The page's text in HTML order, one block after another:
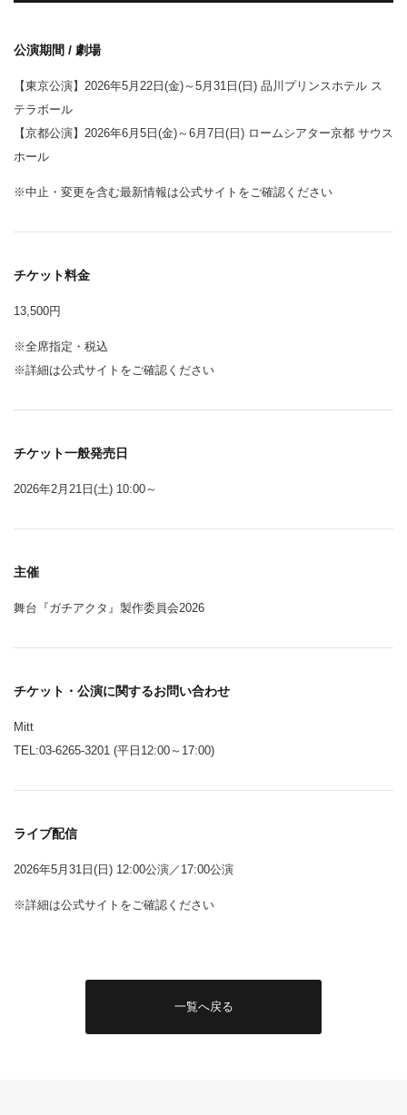
公演期間 / 劇場
【東京公演】2026年5月22日(金)～5月31日(日) 品川プリンスホテル ス
テラボール
【京都公演】2026年6月5日(金)～6月7日(日) ロームシアター京都 サウス
ホール
※中止・変更を含む最新情報は公式サイトをご確認ください
チケット料金
13,500円
※全席指定・税込
※詳細は公式サイトをご確認ください
チケット一般発売日
2026年2月21日(土) 10:00～
主催
舞台『ガチアクタ』製作委員会2026
チケット・公演に関するお問い合わせ
Mitt
TEL:03-6265-3201 (平日12:00～17:00)
ライブ配信
2026年5月31日(日) 12:00公演／17:00公演
※詳細は公式サイトをご確認ください
一覧へ戻る